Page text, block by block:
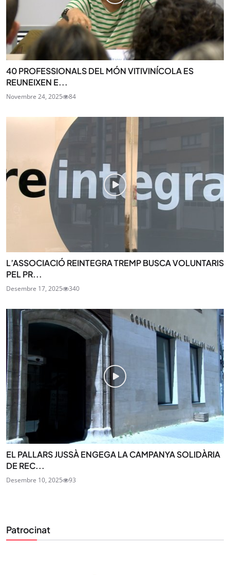
40 PROFESSIONALS DEL MÓN VITIVINÍCOLA ES
REUNEIXEN E...
Novembre 24, 2025 84
L’ASSOCIACIÓ REINTEGRA TREMP BUSCA VOLUNTARIS
PEL PR...
Desembre 17, 2025 340
EL PALLARS JUSSÀ ENGEGA LA CAMPANYA SOLIDÀRIA
DE REC...
Desembre 10, 2025 93
Patrocinat